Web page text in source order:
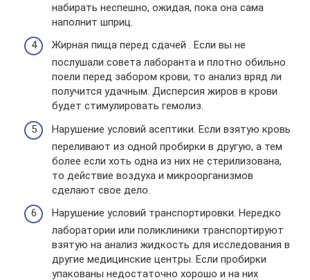
набирать неспешно, ожидая, пока она сама
наполнит шприц.
Жирная пища перед сдачей . Если вы не
послушали совета лаборанта и плотно обильно
поели перед забором крови, то анализ вряд ли
получится удачным. Дисперсия жиров в крови
будет стимулировать гемолиз.
Нарушение условий асептики. Если взятую кровь
переливают из одной пробирки в другую, а тем
более если хоть одна из них не стерилизована,
то действие воздуха и микроорганизмов
сделают свое дело.
Нарушение условий транспортировки. Нередко
лаборатории или поликлиники транспортируют
взятую на анализ жидкость для исследования в
другие медицинские центры. Если пробирки
упакованы недостаточно хорошо и на них